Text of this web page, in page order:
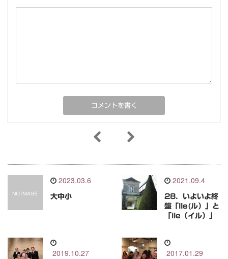
2023.03.6
大中小
2021.09.4
28．いよいよ終
盤「lle(ル）」と
「ile（イル）」
2019.10.27 2017.01.29